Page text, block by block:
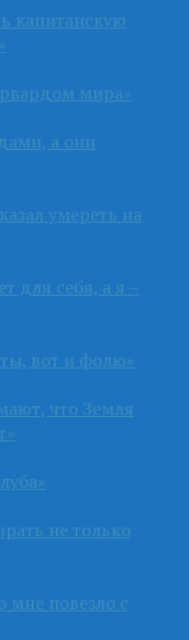
капитанскую
мира»
а они
умереть на
для себя, а я –
вот и фолю»
что Земля
не только
мне повезло с